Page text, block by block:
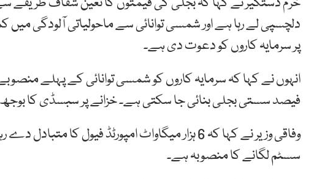
دلچسپی لے رہا ہے اور شمسی توانائی سے ماحولیاتی آلودگی
پر سرمایہ کاروں کو دعوت دی ہے۔
فیصد سستی بجلی بنائی جا سکتی ہے۔ خزانے پر سبسڈی کا بوجھ
سسٹم لگانے کا منصوبہ ہے۔